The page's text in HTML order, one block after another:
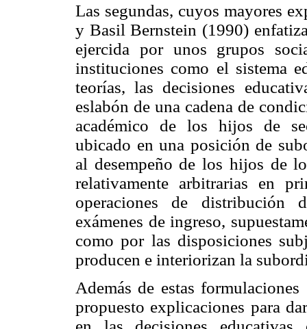
Las segundas, cuyos mayores
y Basil Bernstein (1990)
ejercida por unos grupos
instituciones como el sistema
teorías, las decisiones
eslabón de una cadena de
académico de los hijos de
ubicado en una posición de
al desempeño de los hijos de
relativamente arbitrarias en
operaciones de distribución
exámenes de ingreso,
como por las disposiciones
producen e interiorizan la
Además de estas
propuesto explicaciones para